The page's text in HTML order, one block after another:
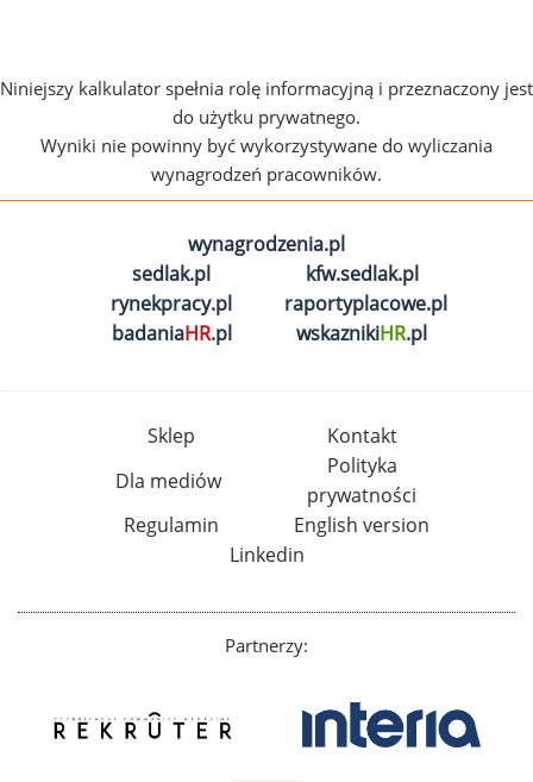
Niniejszy kalkulator spełnia rolę informacyjną i przeznaczony jest
do użytku prywatnego.
Wyniki nie powinny być wykorzystywane do wyliczania
wynagrodzeń pracowników.
wynagrodzenia.pl
sedlak.pl
kfw.sedlak.pl
rynekpracy.pl
raportyplacowe.pl
badaniaHR.pl wskaznikiHR.pl
Sklep
Kontakt
Dla mediów
Polityka
prywatności
Regulamin
English version
Linkedin
Partnerzy: